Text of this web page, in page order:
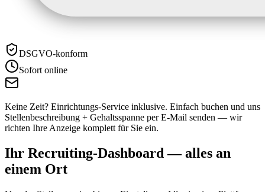
DSGVO-konform
Sofort online
Keine Zeit? Einrichtungs-Service inklusive. Einfach buchen und uns
Stellenbeschreibung + Gehaltsspanne per E-Mail senden — wir
richten Ihre Anzeige komplett für Sie ein.
Ihr Recruiting-Dashboard — alles an
einem Ort